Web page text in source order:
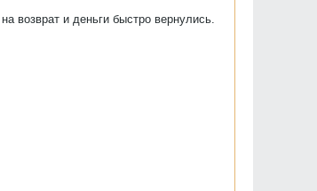
возврат и деньги быстро вернулись.